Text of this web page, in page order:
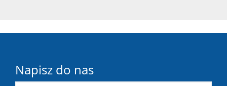
Napisz do nas